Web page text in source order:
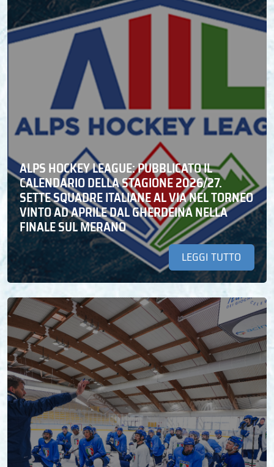
ALPS HOCKEY LEAGUE: PUBBLICATO IL
CALENDARIO DELLA STAGIONE 2026/27.
SETTE SQUADRE ITALIANE AL VIA NEL TORNEO
VINTO AD APRILE DAL GHERDEINA NELLA
FINALE SUL MERANO
LEGGI TUTTO